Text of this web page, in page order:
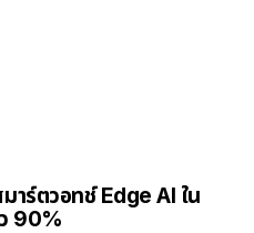
าร์ตวอทช์ Edge AI ใน
90%